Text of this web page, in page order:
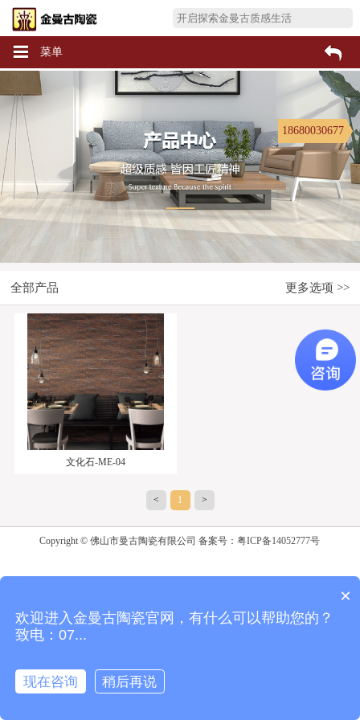
菜单
18680030677
更多选项 >>
全部产品
文化石-ME-04
< 1 >
Copyright © 佛山市曼古陶瓷有限公司 备案号：粤ICP备14052777号
返回顶部
×
欢迎进入金曼古陶瓷官网，有什么可以帮助您的？
致电：07...
现在咨询 稍后再说